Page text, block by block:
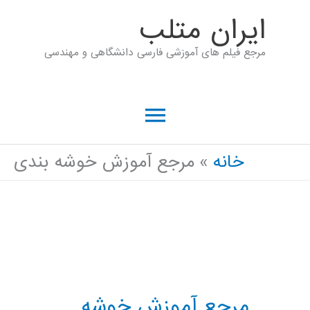
ايران متلب
مرجع فیلم های آموزشی فارسی دانشگاهی و مهندسی
فهرست
اصلی
خانه مرجع آموزش خوشه بندی